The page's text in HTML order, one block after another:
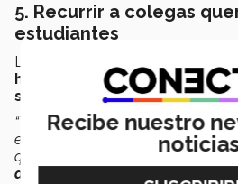
5. Recurrir a colegas
estudiantes
LeBlanc aconseja acercarse a
haciendo cuestiones
sus alumnos los aprecian.
“Toma eltiempo paraconocer a
están
; observarlos,
qué es lo que hacen, es una de las
aprender
Recibe nuestro